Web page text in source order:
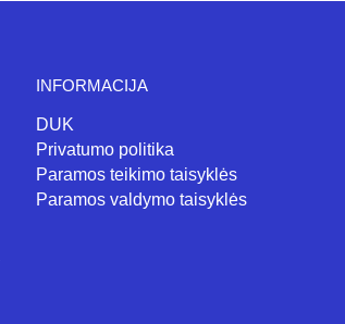
INFORMACIJA
DUK
Privatumo politika
Paramos teikimo taisyklės
Paramos valdymo taisyklės